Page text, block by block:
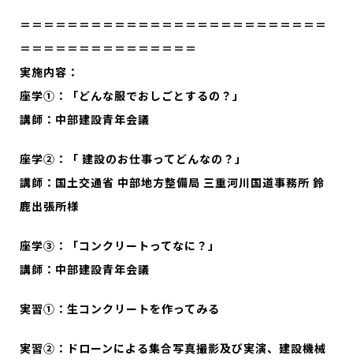
＝＝＝＝＝＝＝＝＝＝＝＝＝＝＝＝＝＝＝＝＝＝＝＝＝＝
＝＝＝＝＝＝＝＝＝＝＝＝＝＝＝
実施内容 ：
座学①：「どんな服でおしごとするの？」
講師：中部建設青年会議
座学②：「 建設のお仕事ってどんなの？」
講師：国土交通省 中部地方整備局 三重河川国道事務所 鈴
鹿出張所様
座学③：「コンクリートってなに？」
講師：中部建設青年会議
実習①：生コンクリートを作ってみる
実習②：ドローンによる集合写真撮影及び実演、建設機械